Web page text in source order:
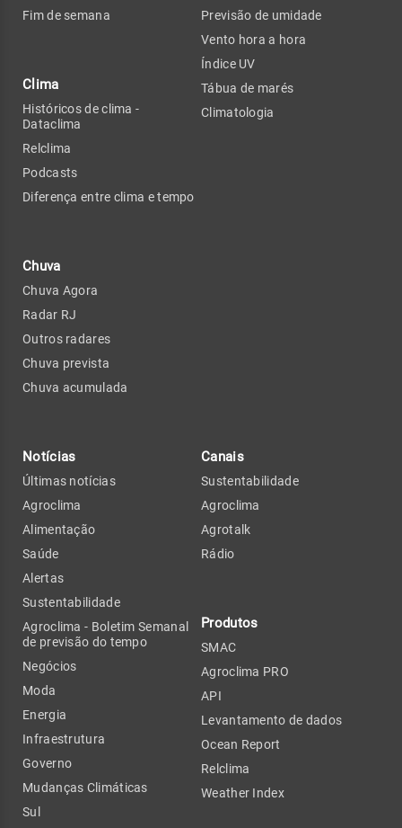
Fim de semana
Clima
Históricos de clima -
Dataclima
Relclima
Podcasts
Diferença entre clima e tempo
Chuva
Chuva Agora
Radar RJ
Outros radares
Chuva prevista
Chuva acumulada
Previsão de umidade
Vento hora a hora
Índice UV
Tábua de marés
Climatologia
Notícias
Últimas notícias
Agroclima
Alimentação
Saúde
Alertas
Sustentabilidade
Agroclima - Boletim Semanal
de previsão do tempo
Negócios
Moda
Energia
Infraestrutura
Governo
Mudanças Climáticas
Sul
Canais
Sustentabilidade
Agroclima
Agrotalk
Rádio
Produtos
SMAC
Agroclima PRO
API
Levantamento de dados
Ocean Report
Relclima
Weather Index